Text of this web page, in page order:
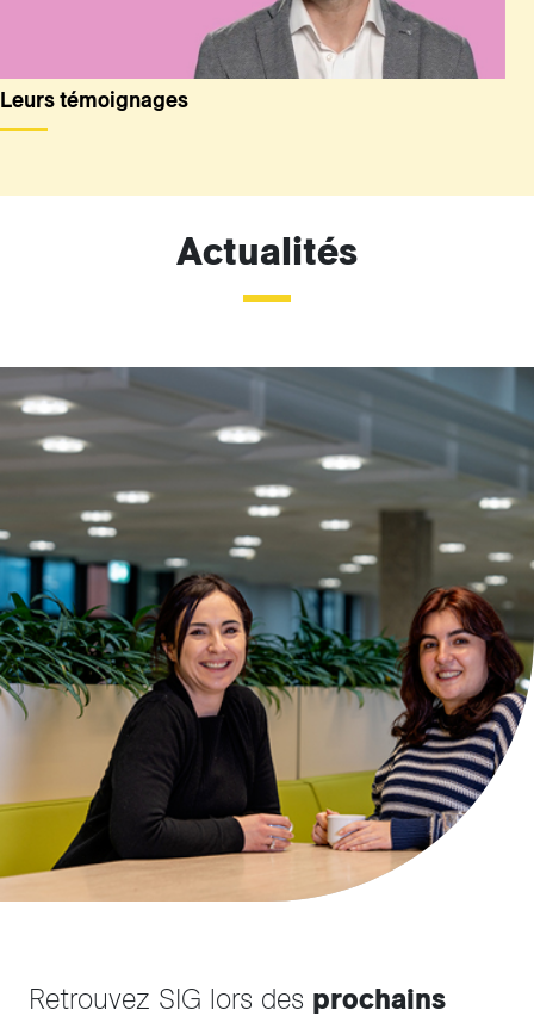
Leurs témoignages
Actualités
Retrouvez SIG lors des prochains